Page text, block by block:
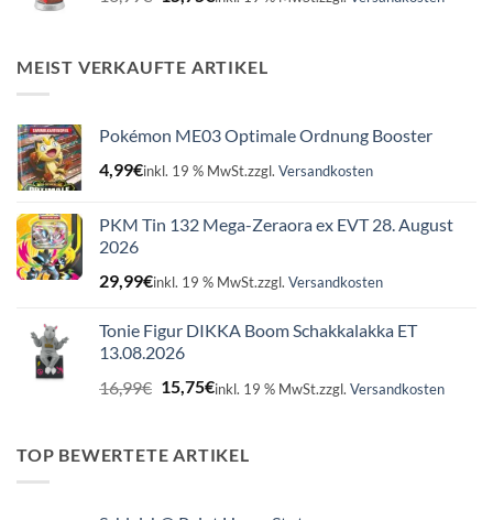
Preis
16,99€15,75€.
MEIST VERKAUFTE ARTIKEL
Pokémon ME03 Optimale Ordnung Booster
4,99€inkl. 19 % MwSt.zzgl. Versandkosten
PKM Tin 132 Mega-Zeraora ex EVT 28. August
2026
29,99€inkl. 19 % MwSt.zzgl. Versandkosten
Tonie Figur DIKKA Boom Schakkalakka ET
13.08.2026
16,99€ Ursprünglicher
16,99€
15,75€Aktueller
15,75€.
inkl. 19 % MwSt.zzgl. Versandkosten
TOP BEWERTETE ARTIKEL